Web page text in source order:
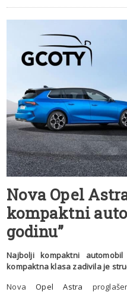
Nova Opel
kompaktni
godinu”
Najbolji kompaktni
kompaktna klasa zadivila je
NovaOpel Astra